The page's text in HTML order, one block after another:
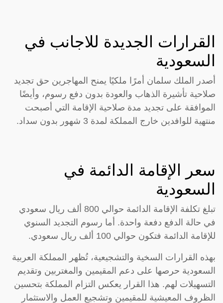
القرارات الجديدة للاجانب في
السعودية
أصدر الملك سلمان أمرًا ملكيًا يمنح المهاجرين حق تجديد
صلاحية تأشيرة الذهاب والعودة بدون دفع رسوم، وأيضًا
الموافقة على تجديد مدة صلاحية الإقامة التي أصبحت
منتهية للوافدين خارج المملكة لمدة 3 شهور بدون سداد.
سعر الإقامة الدائمة في
السعودية
تبلغ تكلفة الإقامة الدائمة حوالي 800 ألف ريال سعودي
في حالة الدفع دفعة واحدة. أما رسوم التجديد السنوي
للإقامة الدائمة فتكون حوالي 100 ألف ريال سعودي.
بهذه القرارات السخية والتشجيعية، تُظهر المملكة العربية
السعودية حرصها على دعم المقيمين والمغتربين وتقديم
التسهيلات لهم. هذا القرار يعكس التزام المملكة بتحسين
الظروف المعيشية للمقيمين وتشجيع العمل والاستثمار